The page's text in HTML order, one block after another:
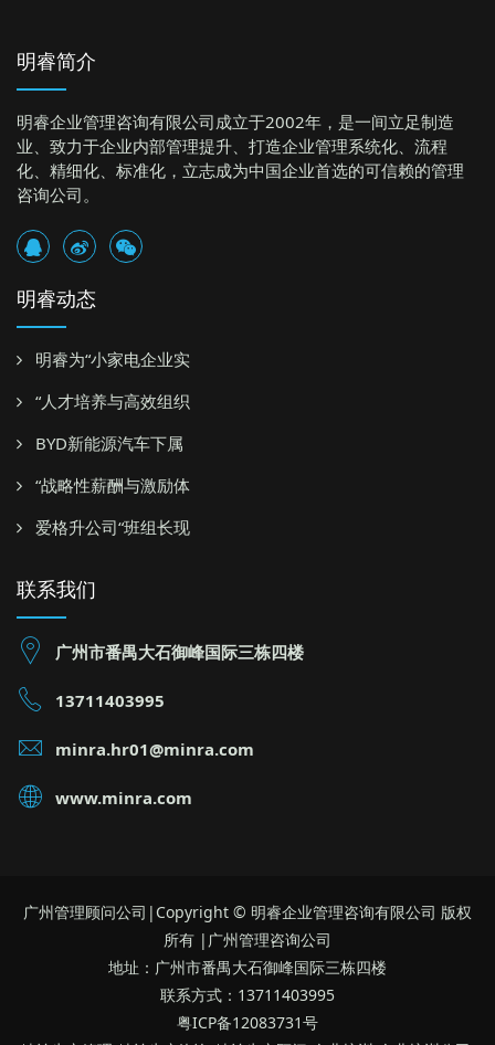
明睿简介
明睿企业管理咨询有限公司成立于2002年，是一间立足制造
业、致力于企业内部管理提升、打造企业管理系统化、流程
化、精细化、标准化，立志成为中国企业首选的可信赖的管理
咨询公司。
明睿动态
明睿为“小家电企业实
“人才培养与高效组织
BYD新能源汽车下属
“战略性薪酬与激励体
爱格升公司“班组长现
联系我们
广州市番禺大石御峰国际三栋四楼
13711403995
minra.hr01@minra.com
www.minra.com
广州管理顾问公司|Copyright © 明睿企业管理咨询有限公司 版权
所有 |广州管理咨询公司
地址：广州市番禺大石御峰国际三栋四楼
联系方式：13711403995
粤ICP备12083731号